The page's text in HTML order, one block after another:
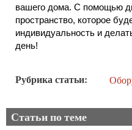
вашего дома. С помощью
пространство, которое
индивидуальность и
день!
Рубрика статьи
Статьи по теме